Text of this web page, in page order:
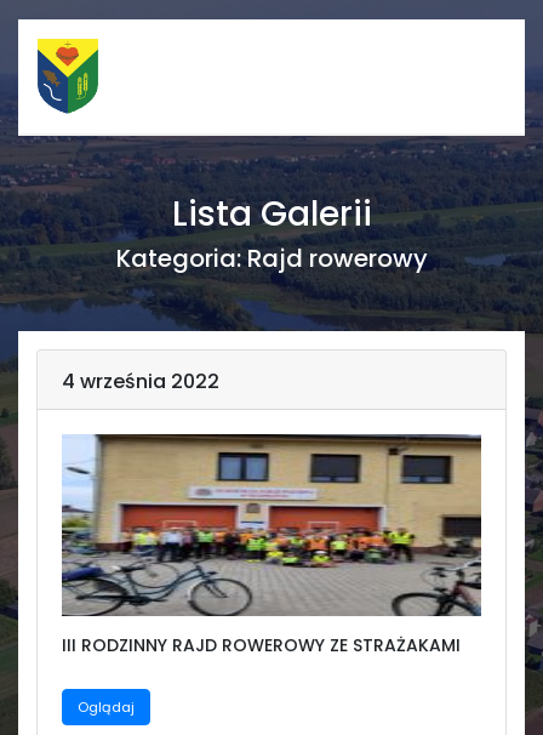
Szybkie linki
Porządek nabożeństw
Straż Pożarna
Ośrodek zdrowia
Koło gospodyń
wiejskich
Rada sołecka
Świetlica
Strona główna
Informacje
Galerie
Lista Galerii
Kategoria: Rajd rowerowy
4 września 2022
III RODZINNY RAJD ROWEROWY ZE STRAŻAKAMI
Oglądaj